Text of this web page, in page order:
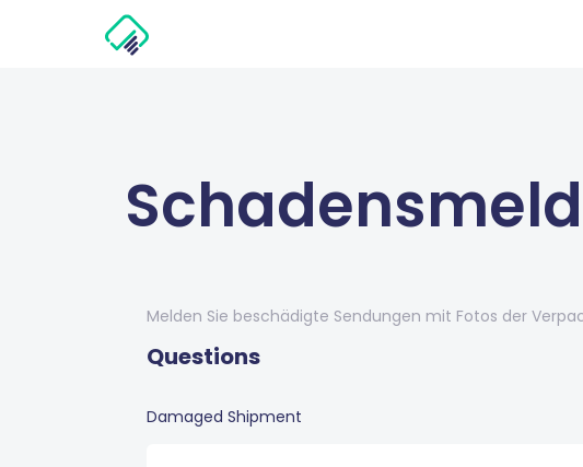
Melden Sie beschädigte Sendungen mit Fotos der
Questions
Damaged Shipment